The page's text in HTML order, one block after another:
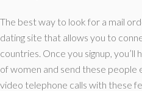
The best way to look for a mail
dating site that allows you to
countries. Once you signup,
of women and send these people
video telephone calls with these